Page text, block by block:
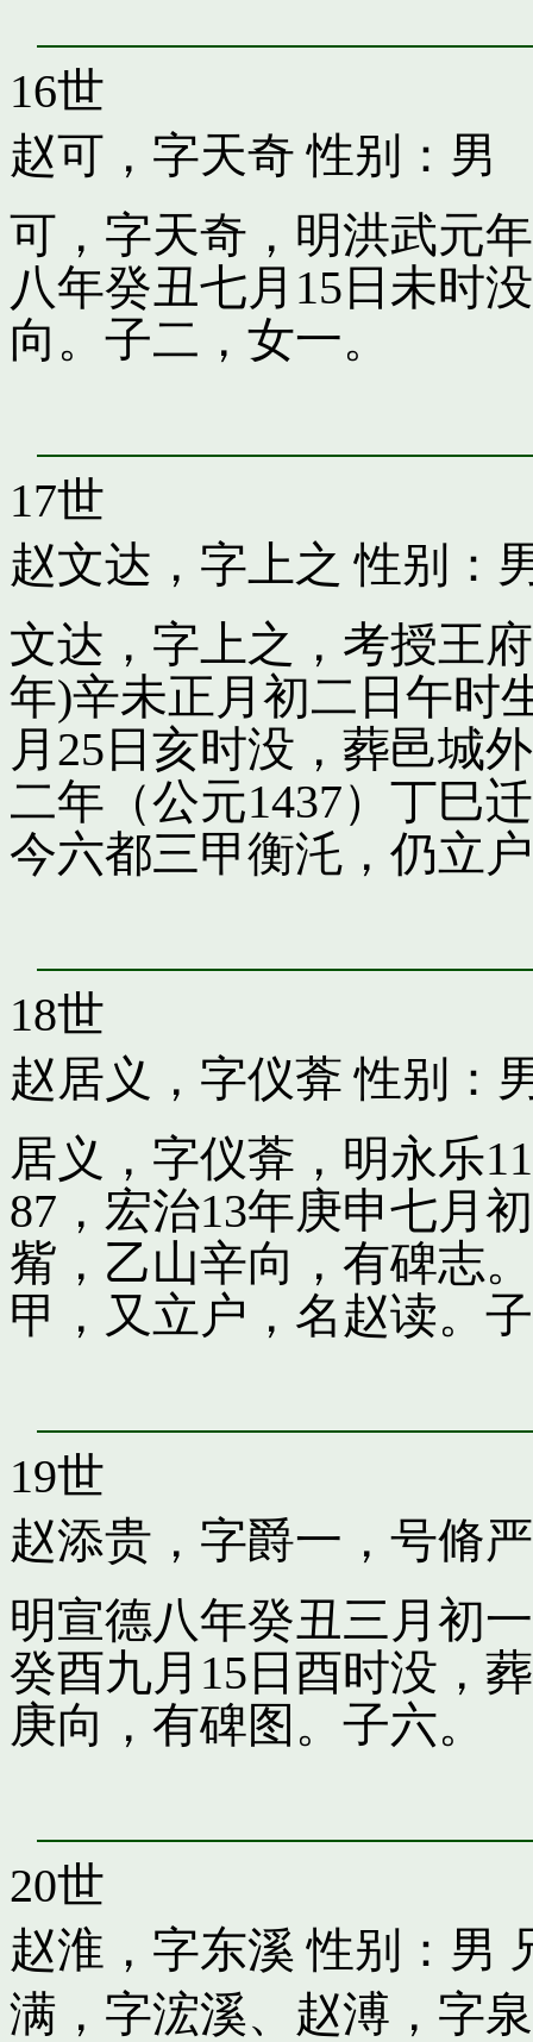
16世
赵可，字天奇 性别：男
可，字天奇，明洪武元
八年癸丑七月15日未时
向。子二，女一。
17世
赵文达，字上之 性别：
文达，字上之，考授王
年)辛未正月初二日午时
月25日亥时没，葬邑城
二年（公元1437）丁巳
今六都三甲衡汑，仍立
18世
赵居义，字仪葊 性别：
居义，字仪葊，明永乐
87，宏治13年庚申七月
觜，乙山辛向，有碑志
甲，又立户，名赵读。
19世
赵添贵，字爵一，号脩严
明宣德八年癸丑三月初
癸酉九月15日酉时没，
庚向，有碑图。子六。
20世
赵淮，字东溪 性别：男
满，字浤溪、 赵溥，字